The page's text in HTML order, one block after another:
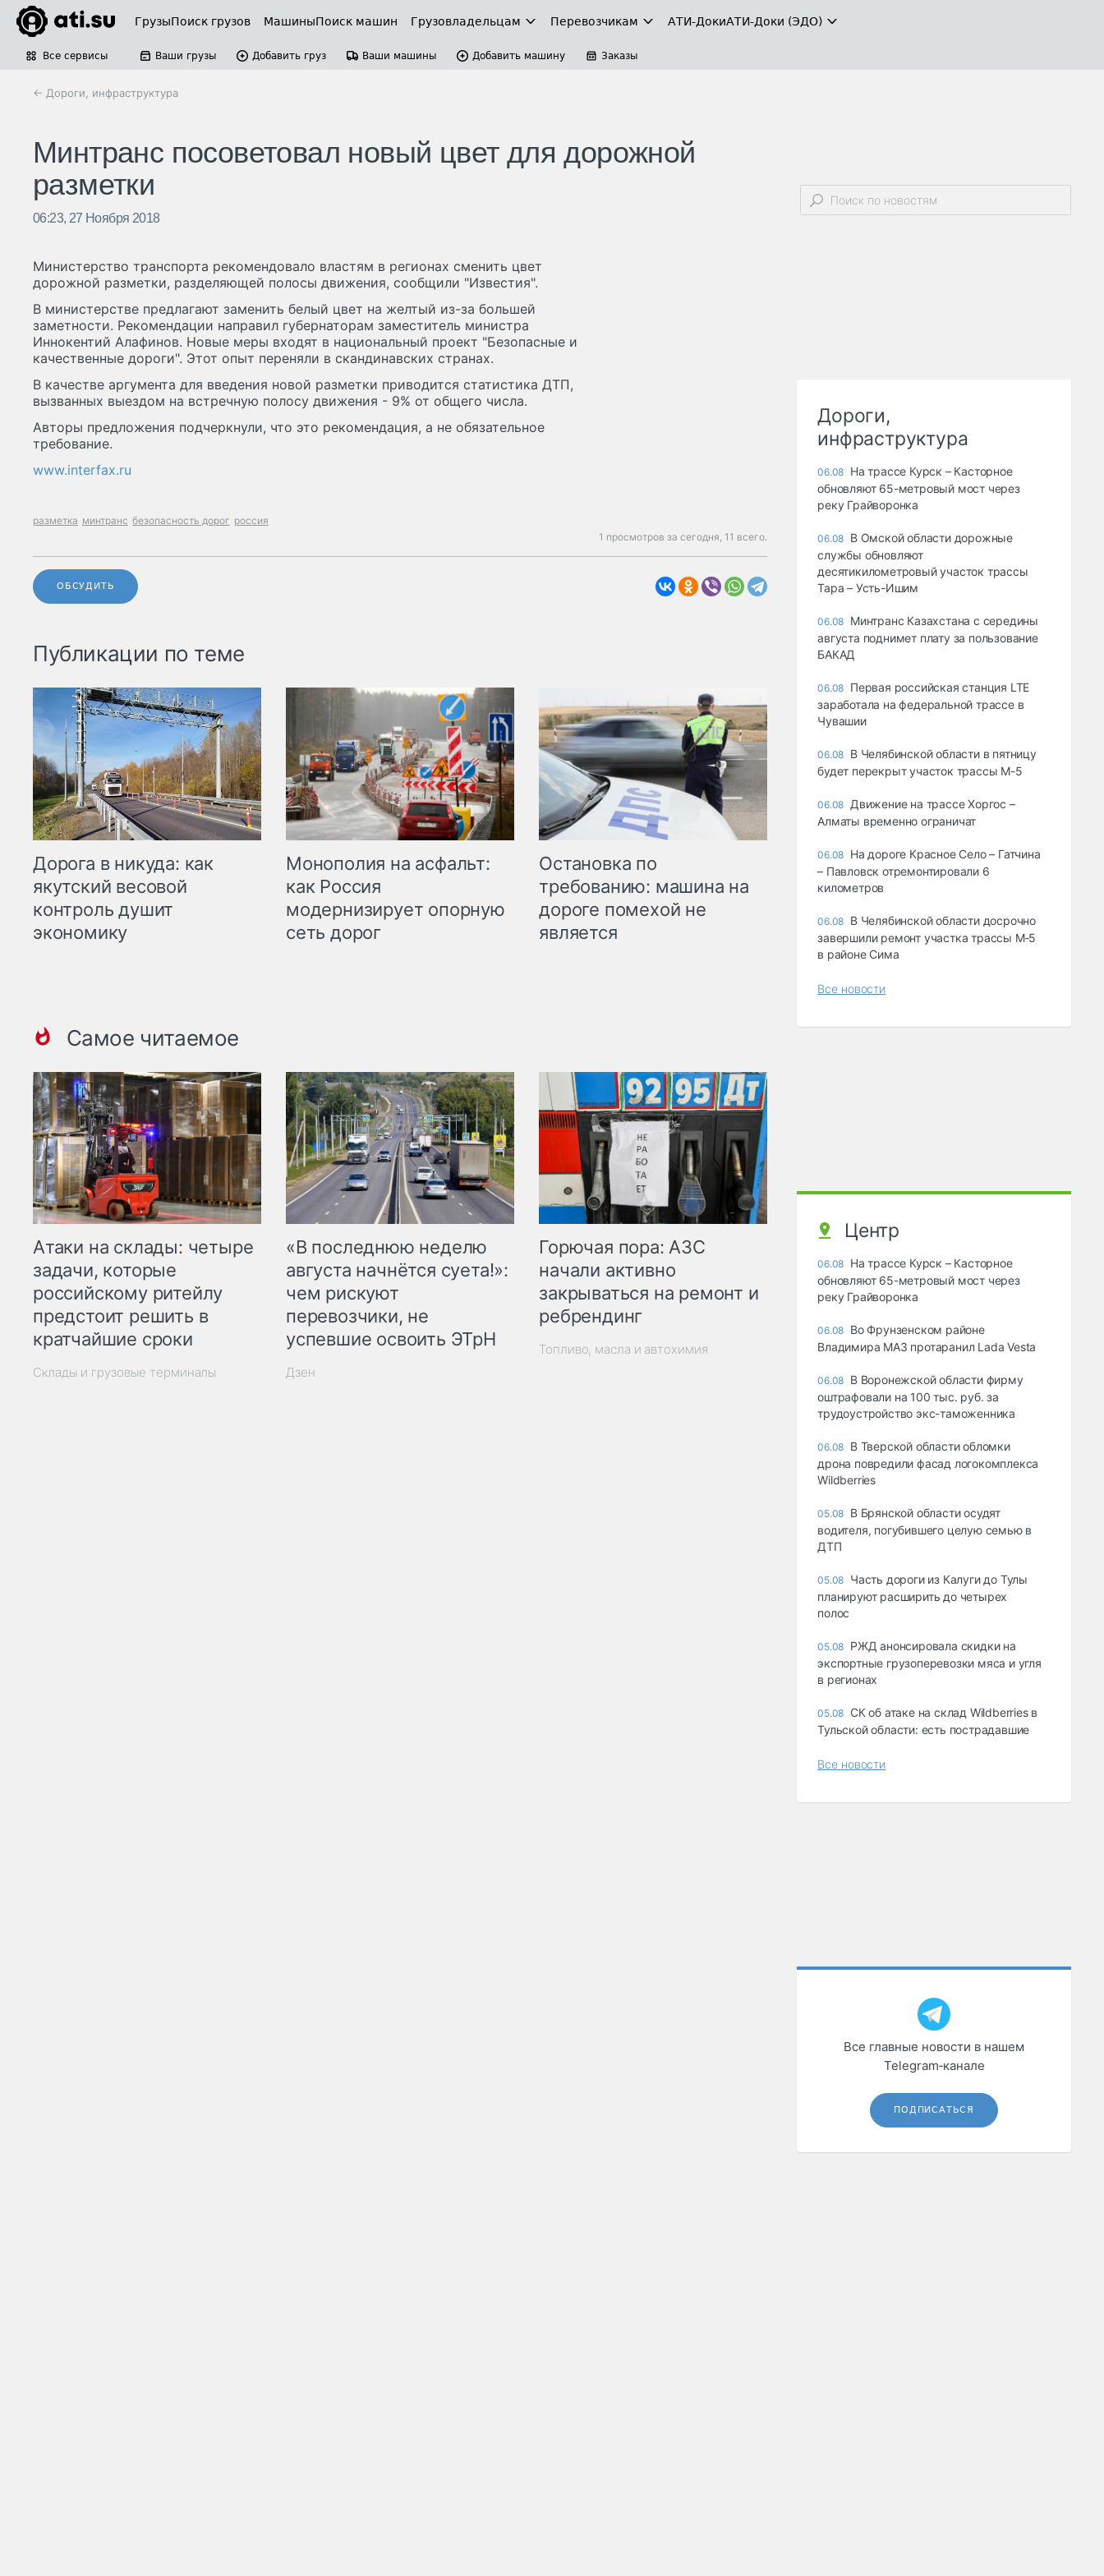
ГрузыПоиск грузов МашиныПоиск машин Грузовладельцам Перевозчикам АТИ-ДокиАТИ-Доки (ЭДО)
Все сервисы Ваши грузы Добавить груз Ваши машины Добавить машину Заказы
← Дороги, инфраструктура
Минтранс посоветовал новый цвет для дорожной
разметки
06:23, 27 Ноября 2018
Министерство транспорта рекомендовало властям в регионах сменить цвет
дорожной разметки, разделяющей полосы движения, сообщили "Известия".
В министерстве предлагают заменить белый цвет на желтый из-за большей
заметности. Рекомендации направил губернаторам заместитель министра
Иннокентий Алафинов. Новые меры входят в национальный проект "Безопасные и
качественные дороги". Этот опыт переняли в скандинавских странах.
В качестве аргумента для введения новой разметки приводится статистика ДТП,
вызванных выездом на встречную полосу движения - 9% от общего числа.
Авторы предложения подчеркнули, что это рекомендация, а не обязательное
требование.
www.interfax.ru
разметка минтранс безопасность дорог россия
1 просмотров за сегодня, 11 всего.
ОБСУДИТЬ
Публикации по теме
Дорога в никуда: как
якутский весовой
контроль душит
экономику
Монополия на асфальт:
как Россия
модернизирует опорную
сеть дорог
Остановка по
требованию: машина на
дороге помехой не
является
Самое читаемое
Атаки на склады: четыре
задачи, которые
российскому ритейлу
предстоит решить в
кратчайшие сроки
Склады и грузовые терминалы
«В последнюю неделю
августа начнётся суета!»:
чем рискуют
перевозчики, не
успевшие освоить ЭТрН
Дзен
Горючая пора: АЗС
начали активно
закрываться на ремонт и
ребрендинг
Топливо, масла и автохимия
Дороги,
инфраструктура
06.08 На трассе Курск – Касторное
обновляют 65-метровый мост через
реку Грайворонка
06.08 В Омской области дорожные
службы обновляют
десятикилометровый участок трассы
Тара – Усть-Ишим
06.08 Минтранс Казахстана с середины
августа поднимет плату за пользование
БАКАД
06.08 Первая российская станция LTE
заработала на федеральной трассе в
Чувашии
06.08 В Челябинской области в пятницу
будет перекрыт участок трассы М-5
06.08 Движение на трассе Хоргос –
Алматы временно ограничат
06.08 На дороге Красное Село – Гатчина
– Павловск отремонтировали 6
километров
06.08 В Челябинской области досрочно
завершили ремонт участка трассы М‑5
в районе Сима
Все новости
Центр
06.08 На трассе Курск – Касторное
обновляют 65-метровый мост через
реку Грайворонка
06.08 Во Фрунзенском районе
Владимира МАЗ протаранил Lada Vesta
06.08 В Воронежской области фирму
оштрафовали на 100 тыс. руб. за
трудоустройство экс-таможенника
06.08 В Тверской области обломки
дрона повредили фасад логокомплекса
Wildberries
05.08 В Брянской области осудят
водителя, погубившего целую семью в
ДТП
05.08 Часть дороги из Калуги до Тулы
планируют расширить до четырех
полос
05.08 РЖД анонсировала скидки на
экспортные грузоперевозки мяса и угля
в регионах
05.08 СК об атаке на склад Wildberries в
Тульской области: есть пострадавшие
Все новости
Все главные новости в нашем
Telegram‑канале
ПОДПИСАТЬСЯ